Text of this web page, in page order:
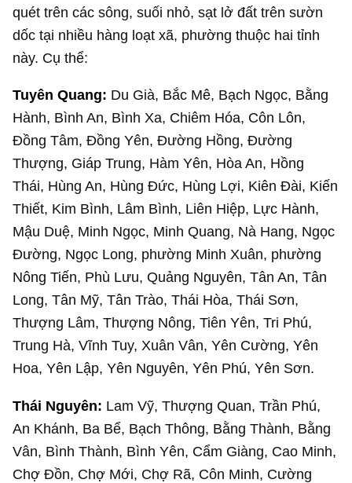
quét trên các sông, suối nhỏ, sạt lở đất trên sườn
dốc tại nhiều hàng loạt xã, phường thuộc hai tỉnh
này. Cụ thể:
Tuyên Quang: Du Già, Bắc Mê, Bạch Ngọc, Bằng
Hành, Bình An, Bình Xa, Chiêm Hóa, Côn Lôn,
Đồng Tâm, Đồng Yên, Đường Hồng, Đường
Thượng, Giáp Trung, Hàm Yên, Hòa An, Hồng
Thái, Hùng An, Hùng Đức, Hùng Lợi, Kiên Đài, Kiến
Thiết, Kim Bình, Lâm Bình, Liên Hiệp, Lực Hành,
Mậu Duệ, Minh Ngọc, Minh Quang, Nà Hang, Ngọc
Đường, Ngọc Long, phường Minh Xuân, phường
Nông Tiến, Phù Lưu, Quảng Nguyên, Tân An, Tân
Long, Tân Mỹ, Tân Trào, Thái Hòa, Thái Sơn,
Thượng Lâm, Thượng Nông, Tiên Yên, Tri Phú,
Trung Hà, Vĩnh Tuy, Xuân Vân, Yên Cường, Yên
Hoa, Yên Lập, Yên Nguyên, Yên Phú, Yên Sơn.
Thái Nguyên: Lam Vỹ, Thượng Quan, Trần Phú,
An Khánh, Ba Bể, Bạch Thông, Bằng Thành, Bằng
Vân, Bình Thành, Bình Yên, Cẩm Giàng, Cao Minh,
Chợ Đồn, Chợ Mới, Chợ Rã, Côn Minh, Cường